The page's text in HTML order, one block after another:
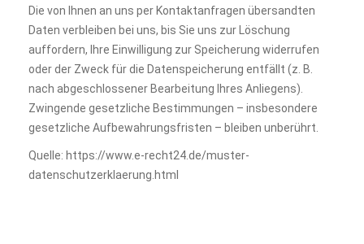
Die von Ihnen an uns per Kontaktanfragen übersandten
Daten verbleiben bei uns, bis Sie uns zur Löschung
auffordern, Ihre Einwilligung zur Speicherung widerrufen
oder der Zweck für die Datenspeicherung entfällt (z. B.
nach abgeschlossener Bearbeitung Ihres Anliegens).
Zwingende gesetzliche Bestimmungen – insbesondere
gesetzliche Aufbewahrungsfristen – bleiben unberührt.
Quelle: https://www.e-recht24.de/muster-
datenschutzerklaerung.html